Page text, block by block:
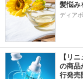
髪悩み
ディア
【リ
の商品
行発売